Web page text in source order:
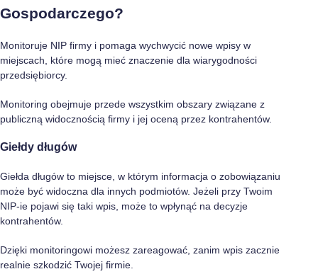
Gospodarczego?
Monitoruje NIP firmy i pomaga wychwycić nowe wpisy w
miejscach, które mogą mieć znaczenie dla wiarygodności
przedsiębiorcy.
Monitoring obejmuje przede wszystkim obszary związane z
publiczną widocznością firmy i jej oceną przez kontrahentów.
Giełdy długów
Giełda długów to miejsce, w którym informacja o zobowiązaniu
może być widoczna dla innych podmiotów. Jeżeli przy Twoim
NIP-ie pojawi się taki wpis, może to wpłynąć na decyzje
kontrahentów.
Dzięki monitoringowi możesz zareagować, zanim wpis zacznie
realnie szkodzić Twojej firmie.